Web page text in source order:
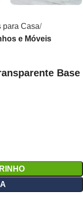
para Casa
e Móveis
Base